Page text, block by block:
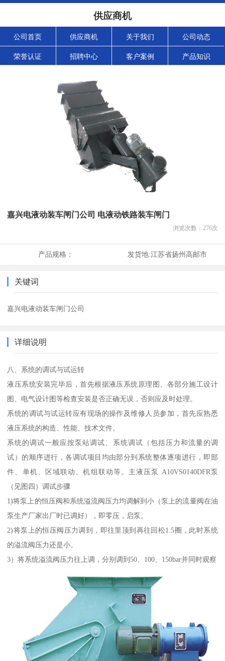
供应商机
公司首页 供应商机 关于我们 公司动态
荣誉认证 招聘中心 客户案例 产品知识
嘉兴电液动装车闸门公司 电液动铁路装车闸门
浏览次数： 276次
产品规格： 发货地:江苏省扬州高邮市
关键词
嘉兴电液动装车闸门公司
详细说明
八、系统的调试与试运转
液压系统安装完毕后，首先根据液压系统原理图、各部分施工设计
图、电气设计图等检查安装是否正确无误，否则应及时处理。
系统的调试与试运转应有现场的操作及维修人员参加，首先应熟悉
液压系统的构造、性能、技术文件。
系统的调试一般应按泵站调试、系统调试（包括压力和流量的调
试）的顺序进行，各调试项目均由部分到系统整体逐项进行，即部
件、单机、区域联动、机组联动等。主液压泵 A10VS0140DFR泵
（见图四）调试步骤
1)将泵上的恒压阀和系统溢流阀压力均调解到小（泵上的流量阀在油
泵生产厂家出厂时已调好），即零压，启泵。
2)将泵上的恒压阀压力调到，即往里顶到再往回松1.5圈，此时系统
的溢流阀压力还是小。
3）将系统溢流阀压力往上调，分别调到50、100、150bar并同时观察